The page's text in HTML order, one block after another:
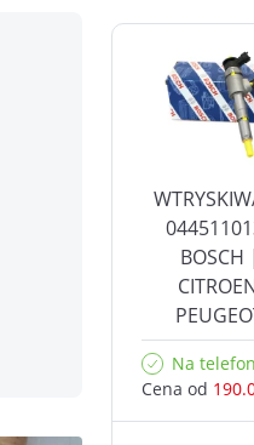
BOSCH |
Na telefon
Cena od